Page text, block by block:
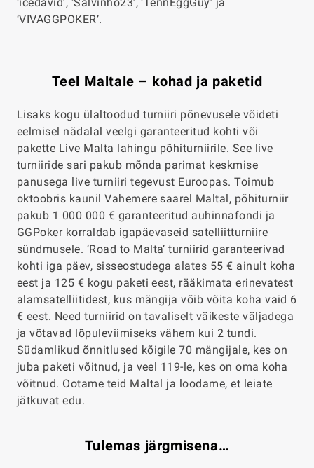
‘VIVAGGPOKER’.
Teel Maltale – kohad ja paketid
Lisaks kogu ülaltoodud turniiri põnevusele võideti
eelmisel nädalal veelgi garanteeritud kohti või
pakette Live Malta lahingu põhiturniirile. See live
turniiride sari pakub mõnda parimat keskmise
panusega live turniiri tegevust Euroopas. Toimub
oktoobris kaunil Vahemere saarel Maltal, põhiturniir
pakub 1 000 000 € garanteeritud auhinnafondi ja
GGPoker korraldab igapäevaseid satelliitturniire
sündmusele. ‘Road to Malta’ turniirid garanteerivad
kohti iga päev, sisseostudega alates 55 € ainult koha
eest ja 125 € kogu paketi eest, rääkimata erinevatest
alamsatelliitidest, kus mängija võib võita koha vaid 6
€ eest. Need turniirid on tavaliselt väikeste väljadega
ja võtavad lõpuleviimiseks vähem kui 2 tundi.
Südamlikud õnnitlused kõigile 70 mängijale, kes on
juba paketi võitnud, ja veel 119-le, kes on oma koha
võitnud. Ootame teid Maltal ja loodame, et leiate
jätkuvat edu.
Tulemas järgmisena…